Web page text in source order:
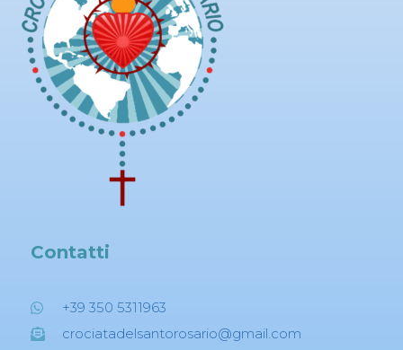
Contatti
+39 350 5311963
crociatadelsantorosario@gmail.com